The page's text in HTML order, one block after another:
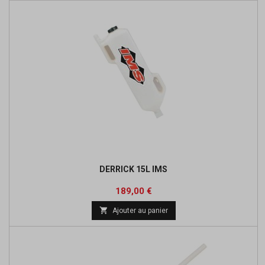
DERRICK 15L IMS
Prix
189,00 €
 Ajouter au panier